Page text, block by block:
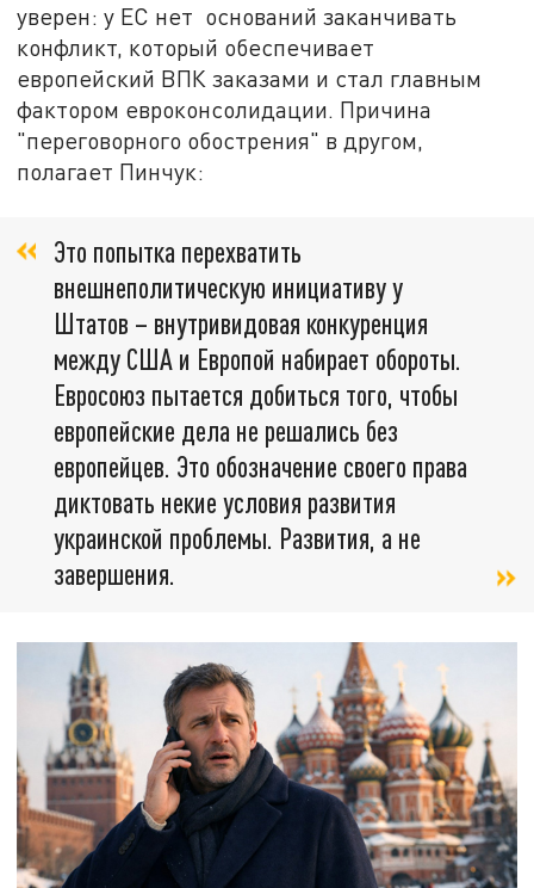
уверен: у ЕС нет оснований заканчивать
конфликт, который обеспечивает
европейский ВПК заказами и стал главным
фактором евроконсолидации. Причина
"переговорного обострения" в другом,
полагает Пинчук:
Это попытка перехватить
внешнеполитическую инициативу у
Штатов – внутривидовая конкуренция
между США и Европой набирает обороты.
Евросоюз пытается добиться того, чтобы
европейские дела не решались без
европейцев. Это обозначение своего права
диктовать некие условия развития
украинской проблемы. Развития, а не
завершения.